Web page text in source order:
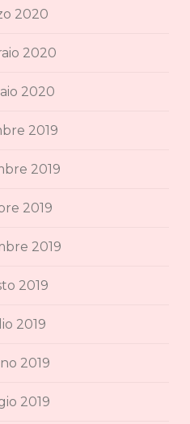
2020
2020
2020
2019
2019
2019
2019
2019
2019
2019
2019